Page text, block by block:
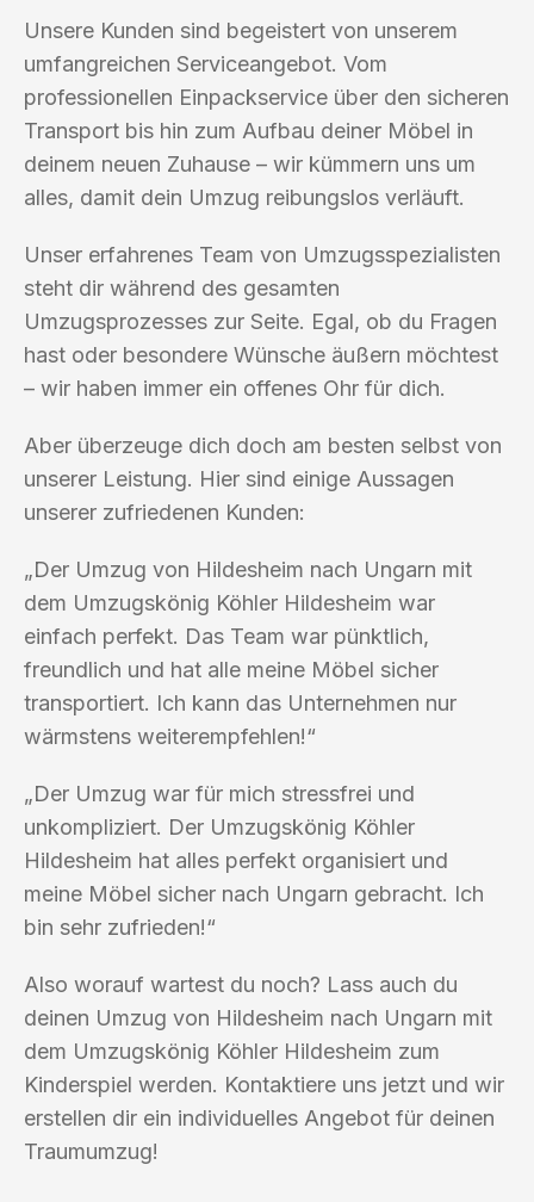
Unsere Kunden sind begeistert von unserem
umfangreichen Serviceangebot. Vom
professionellen Einpackservice über den sicheren
Transport bis hin zum Aufbau deiner Möbel in
deinem neuen Zuhause – wir kümmern uns um
alles, damit dein Umzug reibungslos verläuft.
Unser erfahrenes Team von Umzugsspezialisten
steht dir während des gesamten
Umzugsprozesses zur Seite. Egal, ob du Fragen
hast oder besondere Wünsche äußern möchtest
– wir haben immer ein offenes Ohr für dich.
Aber überzeuge dich doch am besten selbst von
unserer Leistung. Hier sind einige Aussagen
unserer zufriedenen Kunden:
„Der Umzug von Hildesheim nach Ungarn mit
dem Umzugskönig Köhler Hildesheim war
einfach perfekt. Das Team war pünktlich,
freundlich und hat alle meine Möbel sicher
transportiert. Ich kann das Unternehmen nur
wärmstens weiterempfehlen!“
„Der Umzug war für mich stressfrei und
unkompliziert. Der Umzugskönig Köhler
Hildesheim hat alles perfekt organisiert und
meine Möbel sicher nach Ungarn gebracht. Ich
bin sehr zufrieden!“
Also worauf wartest du noch? Lass auch du
deinen Umzug von Hildesheim nach Ungarn mit
dem Umzugskönig Köhler Hildesheim zum
Kinderspiel werden. Kontaktiere uns jetzt und wir
erstellen dir ein individuelles Angebot für deinen
Traumumzug!